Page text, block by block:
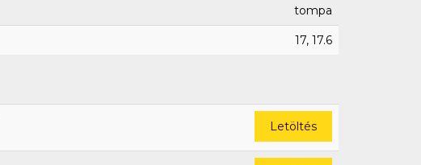
tompa
17, 17.6
Letöltés